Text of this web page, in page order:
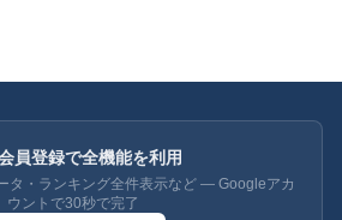
員登録で全機能を利用
タ・ランキング全件表示など — Googleアカ
ウントで30秒で完了